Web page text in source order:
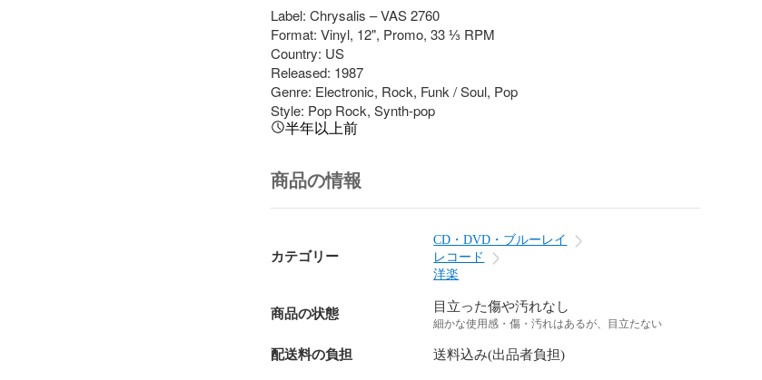
Label: Chrysalis – VAS 2760
Format: Vinyl, 12", Promo, 33 ⅓ RPM
Country: US
Released: 1987
Genre: Electronic, Rock, Funk / Soul, Pop
Style: Pop Rock, Synth-pop
半年以上前
商品の情報
カテゴリー
CD・DVD・ブルーレイ
レコード
洋楽
商品の状態 目立った傷や汚れなし
細かな使用感・傷・汚れはあるが、目立たない
配送料の負担 送料込み(出品者負担)